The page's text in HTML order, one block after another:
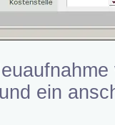
ein